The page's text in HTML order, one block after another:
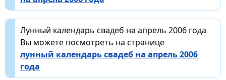
Лунный календарь свадеб на апрель 2006 года
Вы можете посмотреть на странице
лунный календарь свадеб на апрель 2006
года